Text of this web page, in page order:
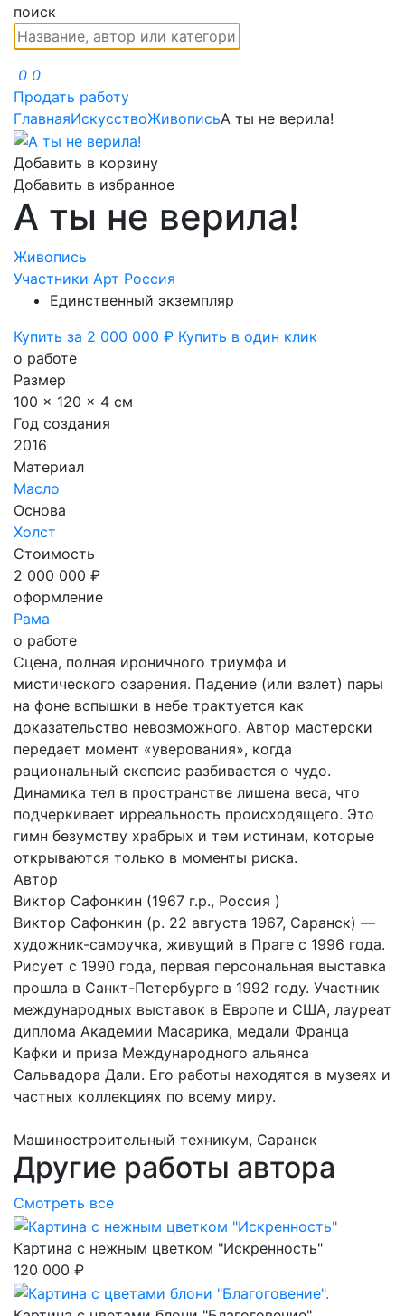
поиск
0 0
Продать работу
ГлавнаяИскусствоЖивописьА ты не верила!
Добавить в корзину
Добавить в избранное
А ты не верила!
Живопись
Участники Арт Россия
Единственный экземпляр
Купить за 2 000 000 ₽ Купить в один клик
о работе
Размер
100 x 120 x 4 см
Год создания
2016
Материал
Масло
Основа
Холст
Стоимость
2 000 000 ₽
оформление
Рама
о работе
Сцена, полная ироничного триумфа и
мистического озарения. Падение (или взлет) пары
на фоне вспышки в небе трактуется как
доказательство невозможного. Автор мастерски
передает момент «уверования», когда
рациональный скепсис разбивается о чудо.
Динамика тел в пространстве лишена веса, что
подчеркивает ирреальность происходящего. Это
гимн безумству храбрых и тем истинам, которые
открываются только в моменты риска.
Автор
Виктор Сафонкин (1967 г.р., Россия )
Виктор Сафонкин (р. 22 августа 1967, Саранск) —
художник-самоучка, живущий в Праге с 1996 года.
Рисует с 1990 года, первая персональная выставка
прошла в Санкт-Петербурге в 1992 году. Участник
международных выставок в Европе и США, лауреат
диплома Академии Масарика, медали Франца
Кафки и приза Международного альянса
Сальвадора Дали. Его работы находятся в музеях и
частных коллекциях по всему миру.
Машиностроительный техникум, Саранск
Другие работы автора
Смотреть все
Картина с нежным цветком "Искренность"
120 000 ₽